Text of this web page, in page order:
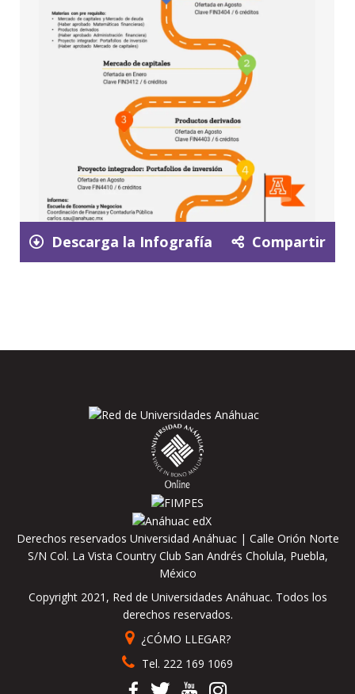
Descarga la Infografía Compartir
Derechos reservados Universidad Anáhuac | Calle Orión Norte
S/N Col. La Vista Country Club San Andrés Cholula, Puebla,
México
Copyright 2021, Red de Universidades Anáhuac. Todos los
derechos reservados.
¿CÓMO LLEGAR?
Tel. 222 169 1069